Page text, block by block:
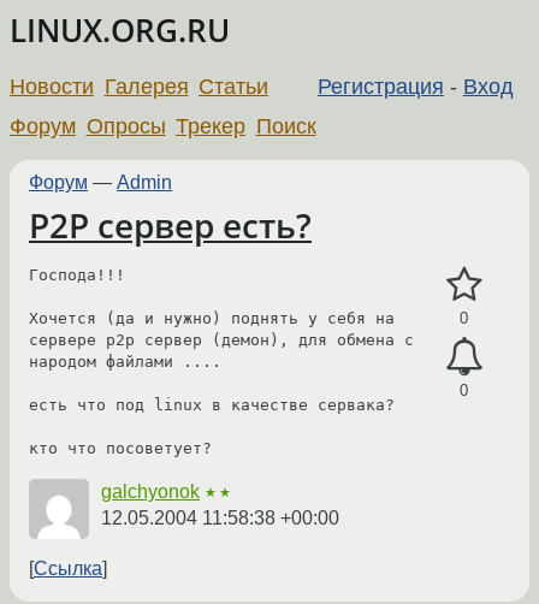
LINUX.ORG.RU
Регистрация - Вход
Новости Галерея Статьи
Форум Опросы Трекер Поиск
Форум — Admin
P2P сервер есть?
0
0
Господа!!!
Хочется (да и нужно) поднять у себя на
сервере p2p сервер (демон), для обмена с
народом файлами ....
есть что под linux в качестве сервака?
кто что посоветует?
galchyonok ★★
12.05.2004 11:58:38 +00:00
Ссылка